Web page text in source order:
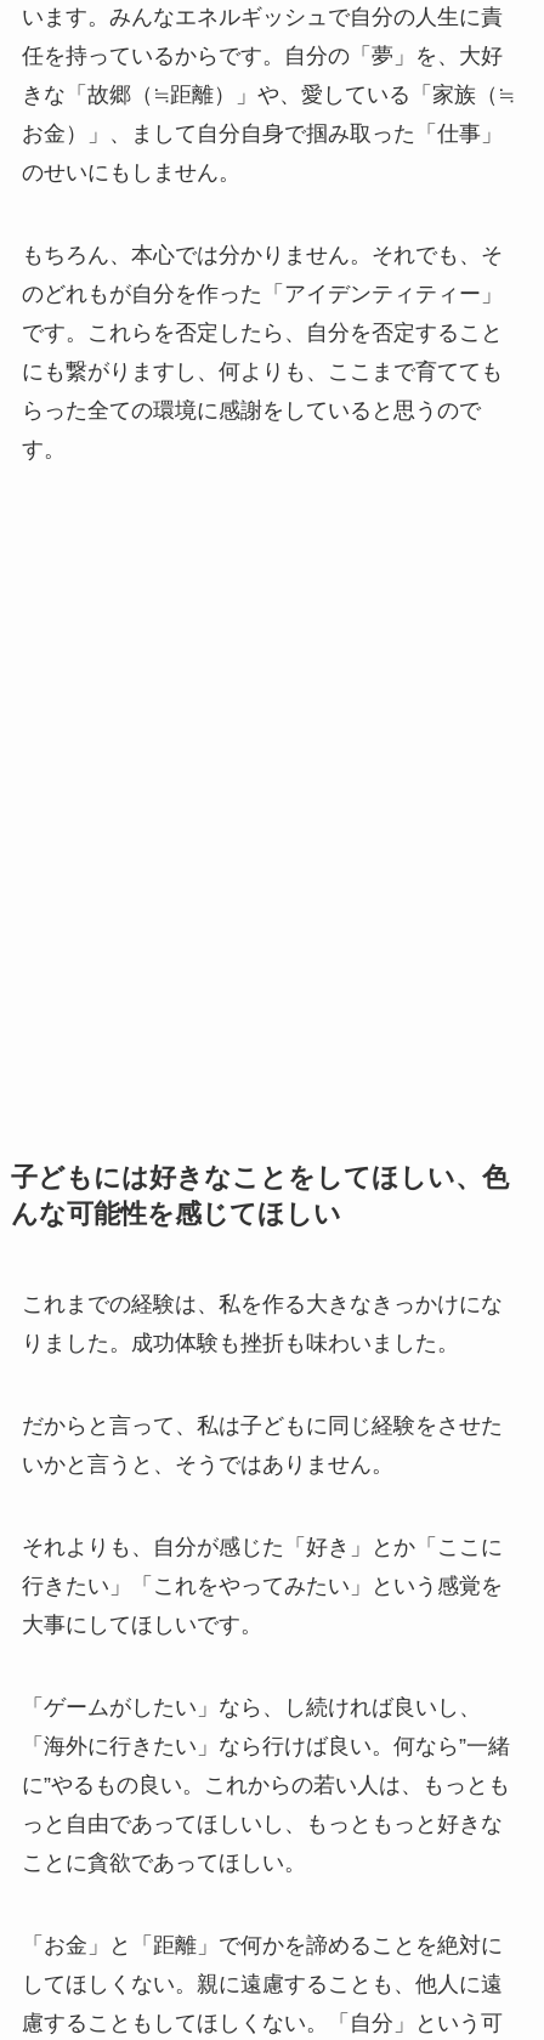
います。みんなエネルギッシュで自分の人生に責
任を持っているからです。自分の「夢」を、大好
きな「故郷（≒距離）」や、愛している「家族（≒
お金）」、まして自分自身で掴み取った「仕事」
のせいにもしません。
もちろん、本心では分かりません。それでも、そ
のどれもが自分を作った「アイデンティティー」
です。これらを否定したら、自分を否定すること
にも繋がりますし、何よりも、ここまで育てても
らった全ての環境に感謝をしていると思うので
す。
子どもには好きなことをしてほしい、色
んな可能性を感じてほしい
これまでの経験は、私を作る大きなきっかけにな
りました。成功体験も挫折も味わいました。
だからと言って、私は子どもに同じ経験をさせた
いかと言うと、そうではありません。
それよりも、自分が感じた「好き」とか「ここに
行きたい」「これをやってみたい」という感覚を
大事にしてほしいです。
「ゲームがしたい」なら、し続ければ良いし、
「海外に行きたい」なら行けば良い。何なら”一緒
に”やるもの良い。これからの若い人は、もっとも
っと自由であってほしいし、もっともっと好きな
ことに貪欲であってほしい。
「お金」と「距離」で何かを諦めることを絶対に
してほしくない。親に遠慮することも、他人に遠
慮することもしてほしくない。「自分」という可